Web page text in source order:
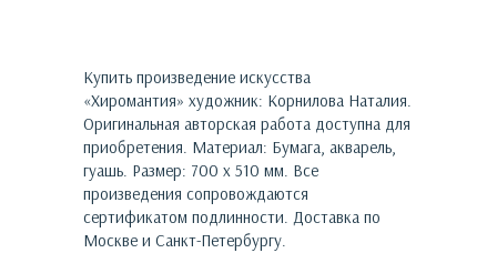
Купить произведение искусства
«Хиромантия» художник: Корнилова Наталия.
Оригинальная авторская работа доступна для
приобретения. Материал: Бумага, акварель,
гуашь. Размер: 700 х 510 мм. Все
произведения сопровождаются
сертификатом подлинности. Доставка по
Москве и Санкт-Петербургу.